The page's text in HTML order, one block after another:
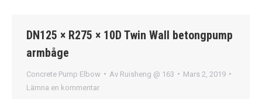
DN125 × R275 × 10D Twin Wall betongpump
armbåge
Concrete Pump Elbow Av Ruisheng @ 163
Mars 2, 2019
Lämna en kommentar